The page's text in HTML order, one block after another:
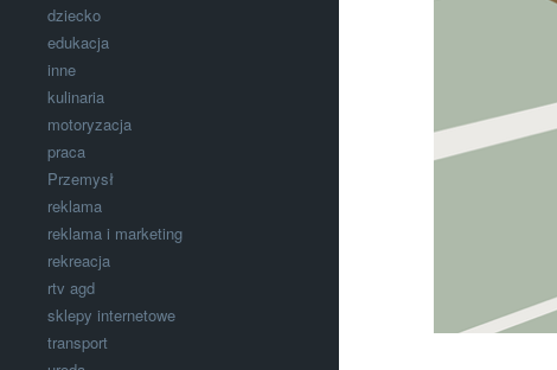
dziecko
edukacja
inne
kulinaria
motoryzacja
praca
Przemysł
reklama
reklama i marketing
rekreacja
rtv agd
sklepy internetowe
transport